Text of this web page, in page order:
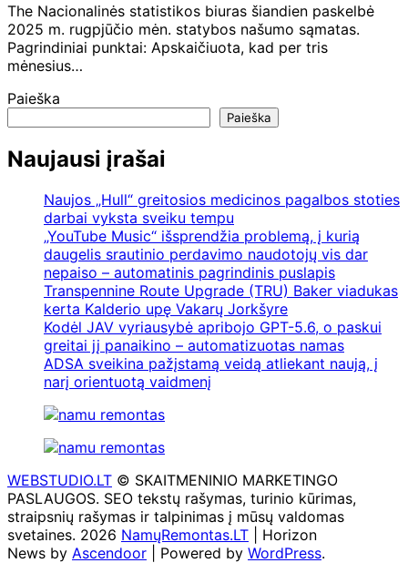
The Nacionalinės statistikos biuras šiandien paskelbė
2025 m. rugpjūčio mėn. statybos našumo sąmatas.
Pagrindiniai punktai: Apskaičiuota, kad per tris
mėnesius…
Paieška
Paieška
Naujausi įrašai
Naujos „Hull“ greitosios medicinos pagalbos stoties
darbai vyksta sveiku tempu
„YouTube Music“ išsprendžia problemą, į kurią
daugelis srautinio perdavimo naudotojų vis dar
nepaiso – automatinis pagrindinis puslapis
Transpennine Route Upgrade (TRU) Baker viadukas
kerta Kalderio upę Vakarų Jorkšyre
Kodėl JAV vyriausybė apribojo GPT-5.6, o paskui
greitai jį panaikino – automatizuotas namas
ADSA sveikina pažįstamą veidą atliekant naują, į
narį orientuotą vaidmenį
WEBSTUDIO.LT © SKAITMENINIO MARKETINGO
PASLAUGOS. SEO tekstų rašymas, turinio kūrimas,
straipsnių rašymas ir talpinimas į mūsų valdomas
svetaines. 2026 NamųRemontas.LT | Horizon
News by Ascendoor | Powered by WordPress.